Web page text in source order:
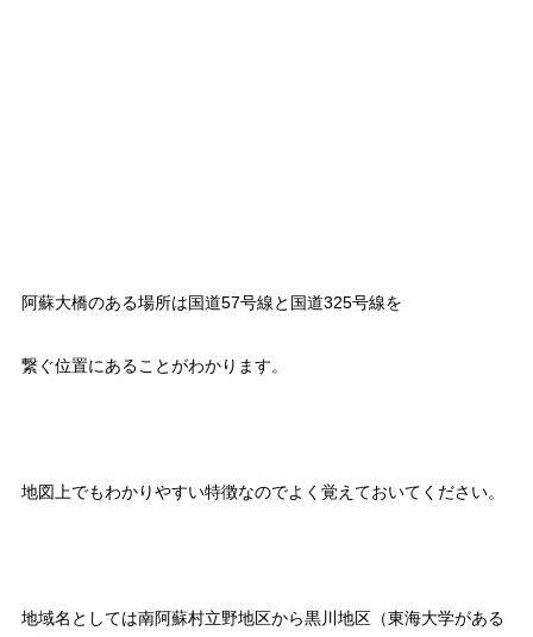
阿蘇大橋のある場所は国道57号線と国道325号線を
繋ぐ位置にあることがわかります。
地図上でもわかりやすい特徴なのでよく覚えておいてください。
地域名としては南阿蘇村立野地区から黒川地区（東海大学がある